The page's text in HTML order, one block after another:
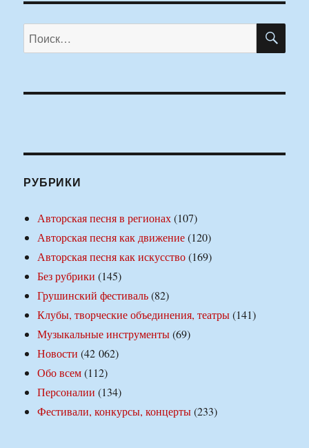
Искать:
РУБРИКИ
Авторская песня в регионах(107)
Авторская песня как движение(120)
Авторская песня как искусство(169)
Без рубрики (145)
Грушинский фестиваль(82)
Клубы, творческие объединения, театры(141)
Музыкальные инструменты(69)
Новости (42 062)
Обо всем(112)
Персоналии (134)
Фестивали, конкурсы, концерты(233)